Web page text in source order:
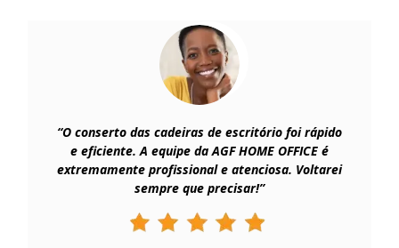
“O conserto das cadeiras de escritório foi rápido
e eficiente. A equipe da AGF HOME OFFICE é
extremamente profissional e atenciosa. Voltarei
sempre que precisar!”